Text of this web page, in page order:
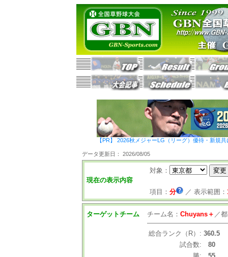
【PR】 2026秋メジャーLG（リーグ）優待・新規
データ更新日： 2026/08/05
現在の表示内容
対象：
項目： 分 ／ 表示範囲：
ターゲットチーム チーム名： Chuyans＋ ／
総合ランク（R）: 360.5
試合数:
80